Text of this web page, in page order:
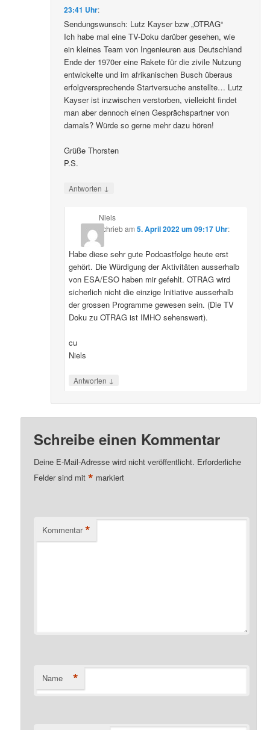
23:41 Uhr:
Sendungswunsch: Lutz Kayser bzw „OTRAG“
Ich habe mal eine TV-Doku darüber gesehen, wie
ein kleines Team von Ingenieuren aus Deutschland
Ende der 1970er eine Rakete für die zivile Nutzung
entwickelte und im afrikanischen Busch überaus
erfolgversprechende Startversuche anstellte… Lutz
Kayser ist inzwischen verstorben, vielleicht findet
man aber dennoch einen Gesprächspartner von
damals? Würde so gerne mehr dazu hören!
Grüße Thorsten
P.S.
Antworten ↓
Niels
schriebam 5. April 2022 um 09:17 Uhr:
Habe diese sehr gute Podcastfolge heute erst
gehört. Die Würdigung der Aktivitäten ausserhalb
von ESA/ESO haben mir gefehlt. OTRAG wird
sicherlich nicht die einzige Initiative ausserhalb
der grossen Programme gewesen sein. (Die TV
Doku zu OTRAG ist IMHO sehenswert).
cu
Niels
Antworten ↓
Schreibe einen Kommentar
Deine E-Mail-Adresse wird nicht veröffentlicht. Erforderliche
Felder sind mit* markiert
Kommentar *
Name *